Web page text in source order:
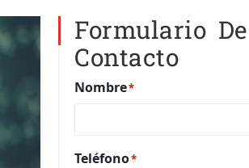
Formulario De
Contacto
Nombre*
Teléfono*